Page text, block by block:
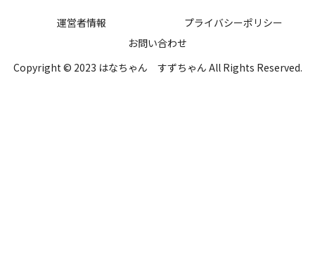
運営者情報
プライバシーポリシー
お問い合わせ
Copyright © 2023 はなちゃん すずちゃん All Rights Reserved.